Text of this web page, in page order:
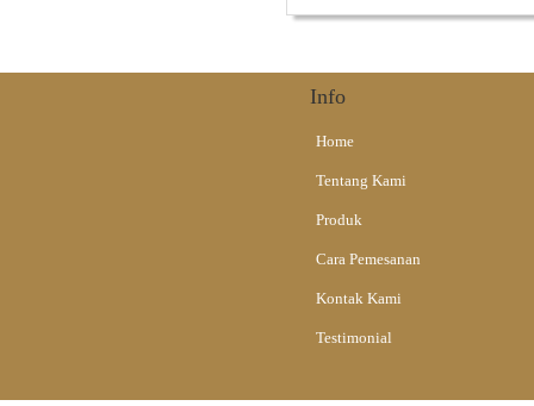
Alat Musik Tradisional
Info
Home
Tentang Kami
Produk
Cara Pemesanan
Kontak Kami
Testimonial